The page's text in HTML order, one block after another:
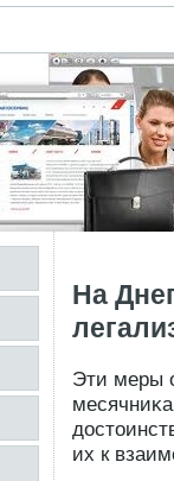
На
Эти меры
их к